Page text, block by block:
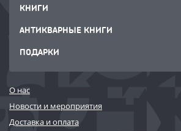
КНИГИ
АНТИКВАРНЫЕ КНИГИ
ПОДАРКИ
О нас
Новости и мероприятия
Доставка и оплата